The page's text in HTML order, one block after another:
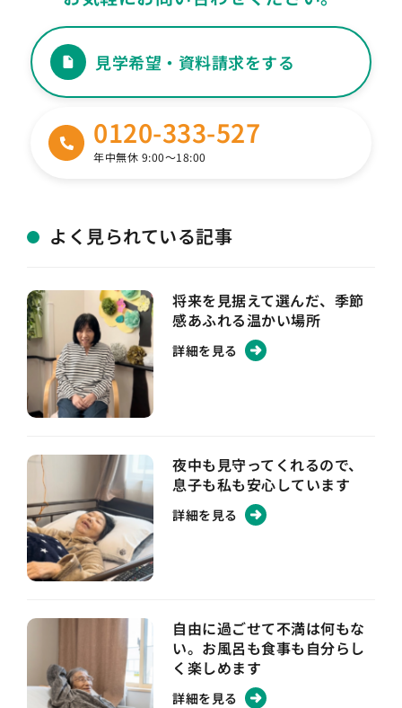
見学希望・資料請求をする
0120-333-527
年中無休 9:00〜18:00
よく見られている記事
将来を見据えて選んだ、季節
感あふれる温かい場所
詳細を見る
夜中も見守ってくれるので、
息子も私も安心しています
詳細を見る
自由に過ごせて不満は何もな
い。お風呂も食事も自分らし
く楽しめます
詳細を見る